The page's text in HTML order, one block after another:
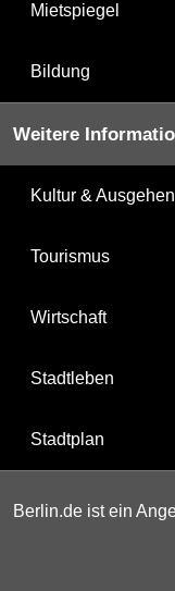
Mietspiegel
Bildung
Weitere
Kultur & Ausgehen
Tourismus
Wirtschaft
Stadtleben
Stadtplan
Berlin.de ist ein